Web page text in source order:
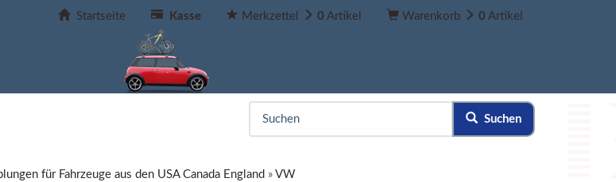
Startseite Kasse Merkzettel 0 Artikel Warenkorb 0 Artikel
Suchen
für Fahrzeuge aus den USA Canada England » VW